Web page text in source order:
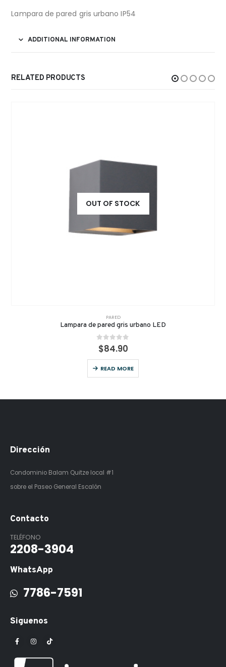
Lampara de pared gris urbano IP54
ADDITIONAL INFORMATION
RELATED PRODUCTS
OUT OF STOCK
PARED
Lampara de pared gris urbano LED
0out of 5
$84.90
READ MORE
Dirección
Condominio Balam Quitze local #1
sobre el Paseo General Escalón
Contacto
TELÉFONO
2208-3904
WhatsApp
7786-7591
Siguenos